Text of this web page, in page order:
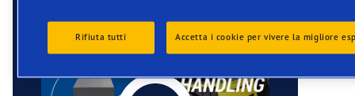
Rifiuta tutti Accetta i cookie per vivere la migliore